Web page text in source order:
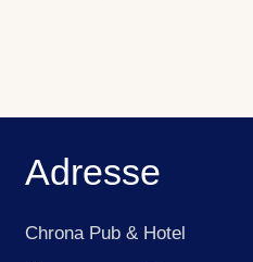
Adresse
Chrona Pub & Hotel